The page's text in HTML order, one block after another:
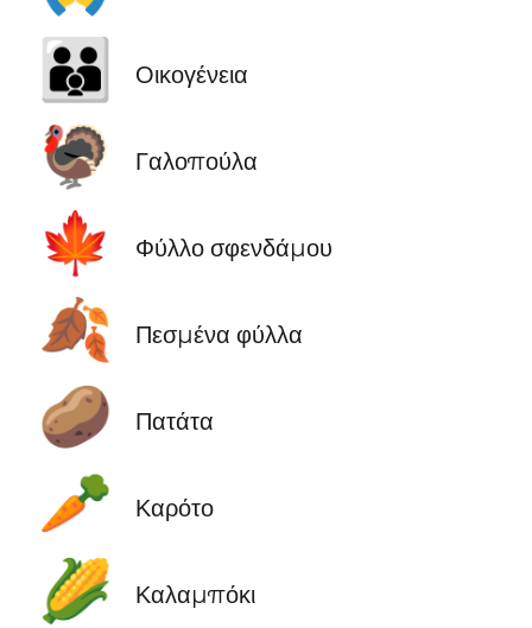
👪 Οικογένεια
🦃 Γαλοπούλα
🍁 Φύλλο σφενδάμου
🍂 Πεσμένα φύλλα
🥔 Πατάτα
🥕 Καρότο
🌽 Καλαμπόκι